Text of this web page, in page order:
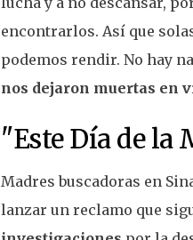
encontrarlos. Así que
podemos rendir. No hay
nos dejaron muertas en
"Este Día de la
Madres buscadoras en
lanzar un reclamo que